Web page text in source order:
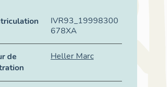
IVR93_19998300
678XA
de
Heller Marc